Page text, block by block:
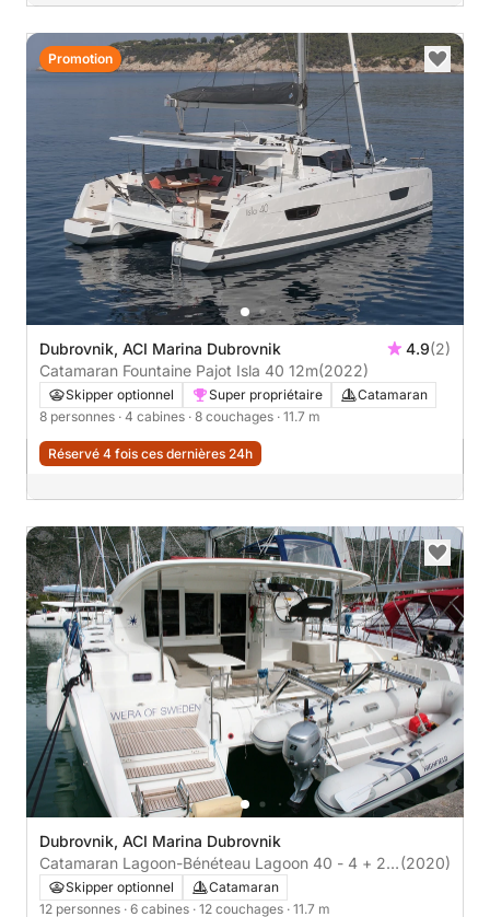
Dubrovnik, ACI Marina Dubrovnik 4.9(2)
Catamaran Fountaine Pajot Isla 40 12m(2022)
Skipper optionnel Super propriétaire
Catamaran
8 personnes · 4 cabines · 8 couchages · 11.7 m
Réservé 4 fois ces dernières 24h
Promotion
Dubrovnik, ACI Marina Dubrovnik
Catamaran Lagoon-Bénéteau Lagoon 40 - 4 + 2
cab 12m
(2020)
Skipper optionnel
Catamaran
12 personnes · 6 cabines · 12 couchages · 11.7 m